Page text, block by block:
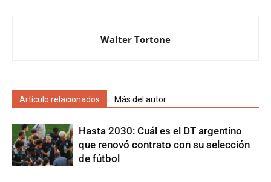
Walter Tortone
Artículo relacionados Más del autor
Hasta 2030: Cuál es el DT argentino
que renovó contrato con su selección
de fútbol